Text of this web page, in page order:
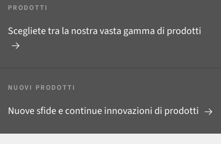
PRODOTTI
Scegliete tra la nostra vasta gamma di prodotti
NUOVI PRODOTTI
Nuove sfide e continue innovazioni di prodotti